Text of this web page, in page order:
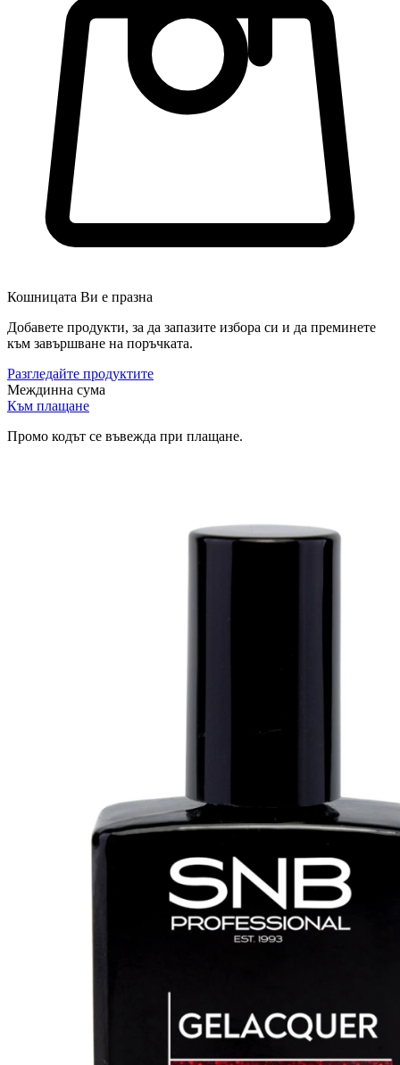
Кошницата Ви е празна
Добавете продукти, за да запазите избора си и да преминете
към завършване на поръчката.
Разгледайте продуктите
Междинна сума
Към плащане
Промо кодът се въвежда при плащане.